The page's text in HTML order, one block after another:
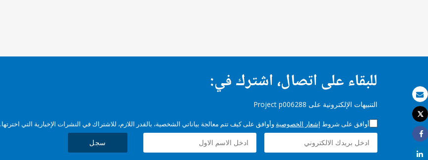
بريد الكتروني
طباعة
Tweet
Share
Share
للبقاء على اتصال، اشترك في:
التنبيهات الإلكترونية على Project p006288
أوافق على شروط إشعار الخصوصية وأوافق على كيف تتم معالجة بياناتي الشخصية، بالقدر اللازم، للاشتراك في النشرات الإخبارية التي اخترتها.
سجل